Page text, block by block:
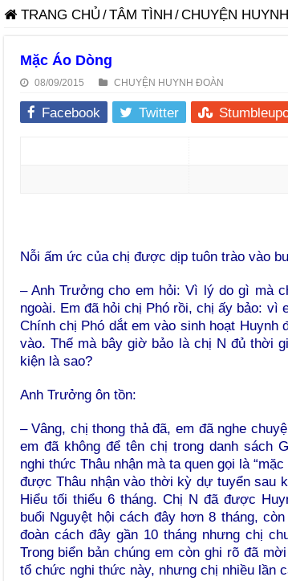
TRANG CHỦ /TÂM TÌNH /CHUYỆN
Mặc Áo Dòng
08/09/2015 CHUYỆN HUYNH ĐOÀN
Facebook Twitter
Nỗi ấm ức của chị được dịp tuôn trào vào
– Anh Trưởng cho em hỏi: Vì lý do gì mà
ngoài. Em đã hỏi chị Phó rồi, chị ấy bảo: vì
Chính chị Phó dắt em vào sinh hoạt Huynh
vào. Thế mà bây giờ bảo là chị N đủ thời
kiện là sao?
Anh Trưởng ôn tồn:
– Vâng, chị thong thả đã, em đã nghe
em đã không để tên chị trong danh sách
nghi thức Thâu nhận mà ta quen gọi là
được Thâu nhận vào thời kỳ dự tuyển sau
Hiểu tối thiểu 6 tháng. Chị N đã được
buổi Nguyệt hội cách đây hơn 8 tháng,
đoàn cách đây gần 10 tháng nhưng chị
Trong biển bản chúng em còn ghi rõ đã
tổ chức nghi thức này, nhưng chị nhiều lần